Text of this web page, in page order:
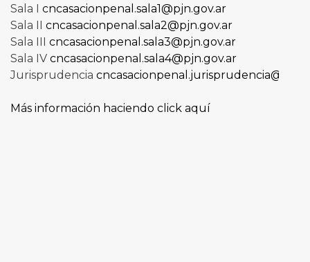
Sala I cncasacionpenal.sala1@pjn.gov.ar
Sala II cncasacionpenal.sala2@pjn.gov.ar
Sala III cncasacionpenal.sala3@pjn.gov.ar
Sala IV cncasacionpenal.sala4@pjn.gov.ar
Jurisprudencia
Más información haciendo click aquí